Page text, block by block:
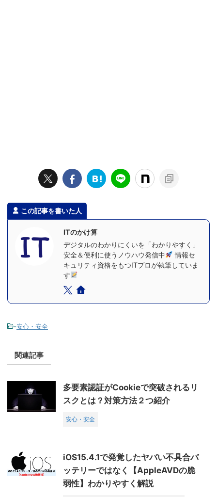
この記事を書いた人
ITのかけ算
デジタルのわかりにくいを「わかりやすく」
安全＆便利に使うノウハウ発信中
情報セ
キュリティ資格をもつITプロが執筆していま
す
-安心・安全
関連記事
多要素認証がCookieで突破されるリ
スクとは？対策方法２つ紹介
安心・安全
iOS15.4.1で発覚したヤバい不具合バ
ッテリーではなく【AppleAVDの脆
弱性】わかりやすく解説